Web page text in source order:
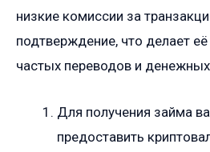
низкие комиссии за
подтверждение, что делает
частых переводов и
Для получения займа
предоставить